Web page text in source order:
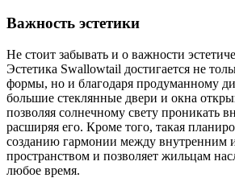
Важность эстетики
Не стоит забывать и о важности
Эстетика Swallowtail достигается не
формы, но и благодаря продуманному
большие стеклянные двери и окна
позволяя солнечному свету проникать
расширяя его. Кроме того, такая
созданию гармонии между внутренним
пространством и позволяет жильцам
любое время.